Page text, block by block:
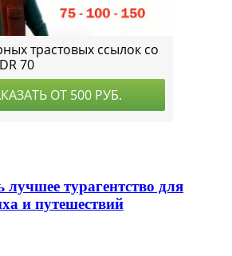
турагентство для
и путешествий